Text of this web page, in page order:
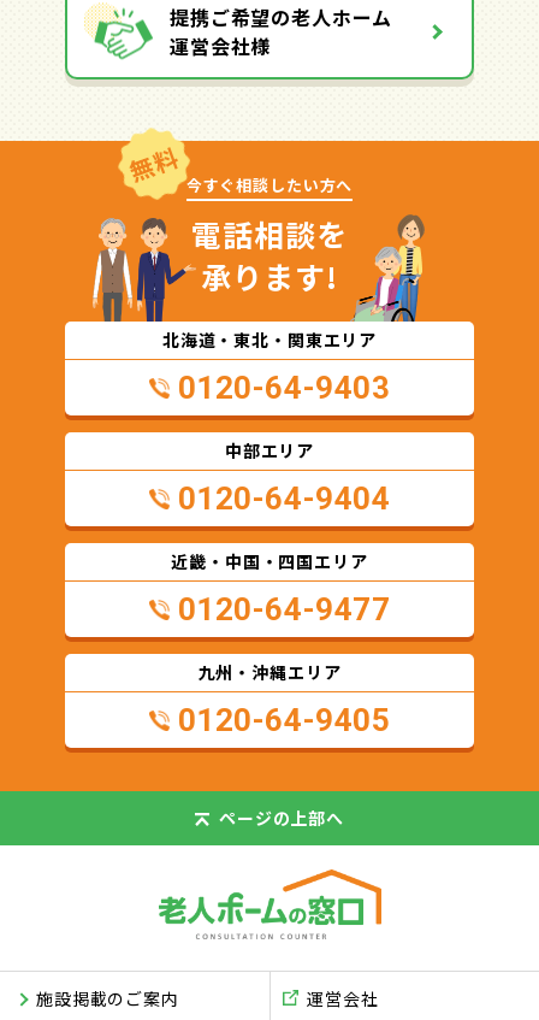
提携ご希望の老人ホーム
運営会社様
無料 今すぐ相談したい方へ
電話相談を
承ります!
北海道・東北・関東エリア
0120-64-9403
中部エリア
0120-64-9404
近畿・中国・四国エリア
0120-64-9477
九州・沖縄エリア
0120-64-9405
ページの 上部へ
施設掲載のご案内 運営会社